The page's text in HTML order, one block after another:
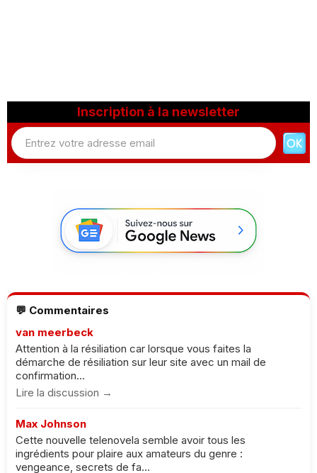
Inscription à la newsletter
💬 Commentaires
van meerbeck
Attention à la résiliation car lorsque vous faites la
démarche de résiliation sur leur site avec un mail de
confirmation...
Lire la discussion →
Max Johnson
Cette nouvelle telenovela semble avoir tous les
ingrédients pour plaire aux amateurs du genre :
vengeance, secrets de fa...